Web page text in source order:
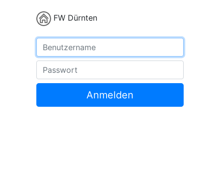
FW Dürnten
Benutzername
Passwort
Anmelden